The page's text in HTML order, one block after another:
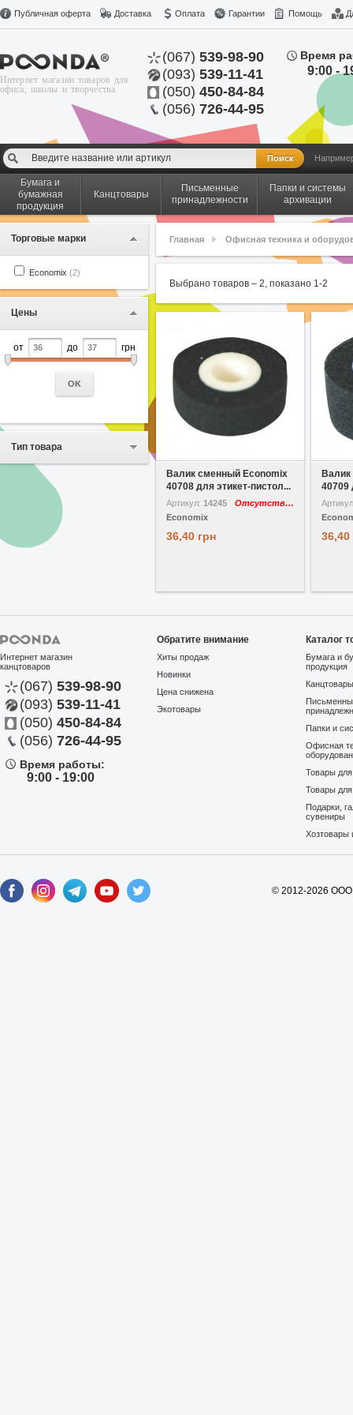
Публичная оферта Доставка Оплата Гарантии Помощь
Интернет магазин товаров для
офиса, школы и творчества
(067) 539-98-90
(093) 539-11-41
(050) 450-84-84
(056) 726-44-95
Время
9:00 -
Бумага и
бумажная
продукция
Канцтовары
Письменные
принадлежности
Папки и системы
архивации
Торговые марки
Economix (2)
Цены
от до грн
OK
Тип товара
Главная Офисная техника и
Выбрано товаров – 2, показано 1-2
Валик сменный Economix
40708 для этикет-пистол...
Артикул: 14245
Отсутствует
Economix
36,40 грн
40709
36,40
Интернет магазин
канцтоваров
(067) 539-98-90
(093) 539-11-41
(050) 450-84-84
(056) 726-44-95
Время работы:
9:00 - 19:00
Обратите внимание
Хиты продаж
Новинки
Цена снижена
Экотовары
Каталог
Бумага и
продукция
Папки и
Офисная
Товары
Товары
Подарки,
сувениры
Хозтовары
© 2012-2026